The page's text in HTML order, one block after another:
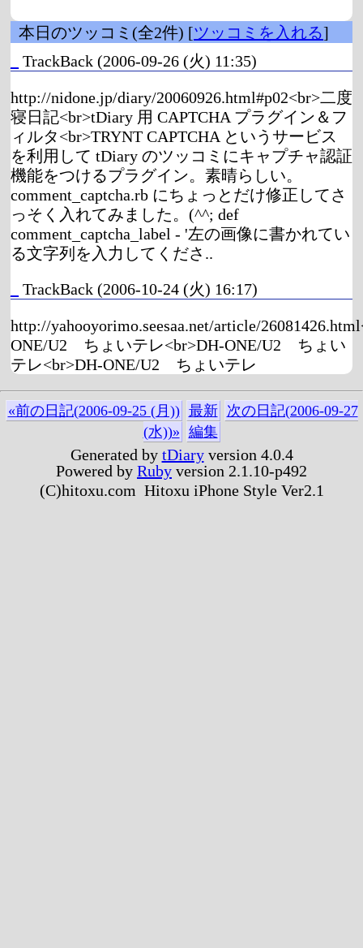
本日のツッコミ(全2件) [ツッコミを入れる]
TrackBack (2006-09-26 (火) 11:35)
http://nidone.jp/diary/20060926.html#p02<br>二度
寝日記<br>tDiary 用 CAPTCHA プラグイン＆フ
ィルタ<br>TRYNT CAPTCHA というサービス
を利用して tDiary のツッコミにキャプチャ認証
機能をつけるプラグイン。素晴らしい。
comment_captcha.rb にちょっとだけ修正してさ
っそく入れてみました。(^^; def
comment_captcha_label - '左の画像に書かれてい
る文字列を入力してくださ..
TrackBack (2006-10-24 (火) 16:17)
http://yahooyorimo.seesaa.net/article/
ONE/U2 ちょいテレ<br>DH-ONE/U2 ちょい
テレ<br>DH-ONE/U2 ちょいテレ
«前の日記(2006-09-25 (月)) 最新
次の日記(2006-09-27
(水))» 編集
Generated by tDiaryversion 4.0.4
Powered by Ruby version 2.1.10-p492